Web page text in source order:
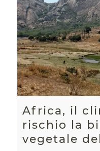
Africa, il
rischio la
vegetale